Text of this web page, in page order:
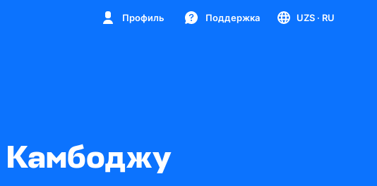
Профиль Поддержка UZS · RU
Камбоджу